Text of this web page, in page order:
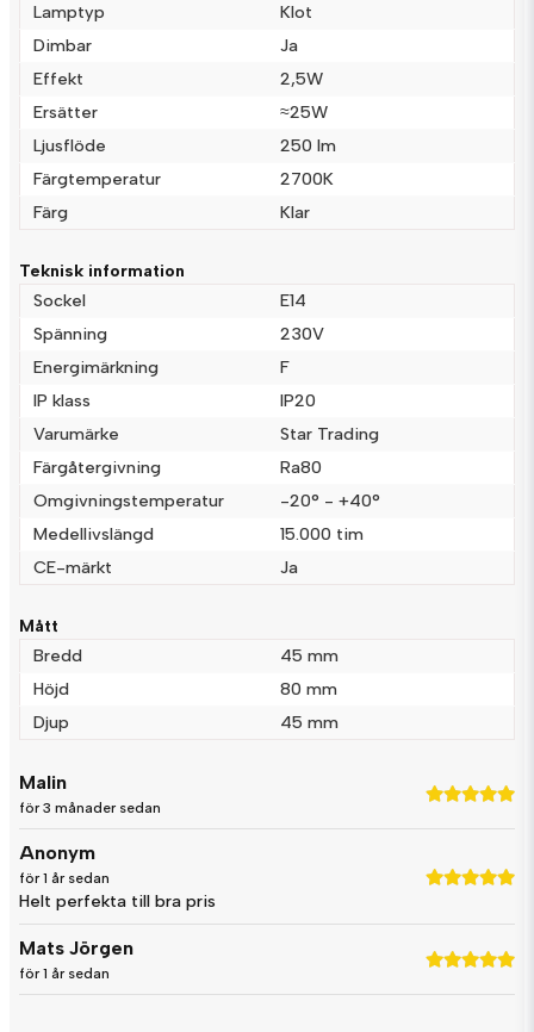
name
email
Mejladress
Ja, ni får publicera min fråga
Lamptyp
Klot
Dimbar
Ja
Effekt
2,5W
Ersätter
≈25W
Ljusflöde
250 lm
Färgtemperatur
2700K
Färg
Klar
Teknisk information
Sockel
E14
Spänning
230V
Energimärkning
F
IP klass
IP20
Varumärke
Star Trading
Färgåtergivning
Ra80
Omgivningstemperatur
-20° - +40°
Medellivslängd
15.000 tim
CE-märkt
Ja
Mått
Bredd
45 mm
Höjd
80 mm
Djup
45 mm
Malin
för 3 månader sedan
Anonym
för 1 år sedan
Helt perfekta till bra pris
Mats Jörgen
för 1 år sedan